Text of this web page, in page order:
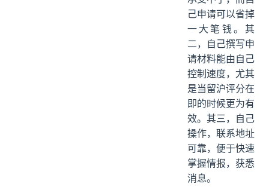
己申请可以省掉
一大笔钱。其
二，自己撰写申
请材料能由自己
控制速度，尤其
是当留沪评分在
即的时候更为有
效。其三，自己
操作，联系地址
可靠，便于快速
掌握情报，获悉
消息。